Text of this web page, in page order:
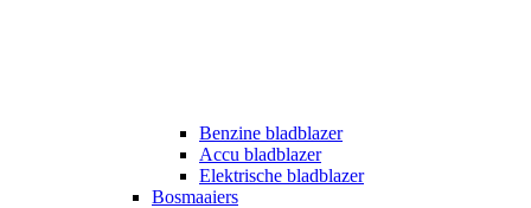
Benzine bladblazer
Accu bladblazer
Elektrische bladblazer
Bosmaaiers